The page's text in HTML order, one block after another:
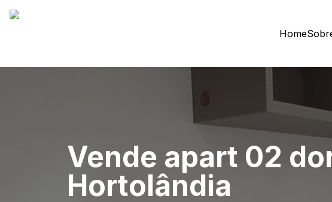
Home
Vende apart 02
Hortolândia